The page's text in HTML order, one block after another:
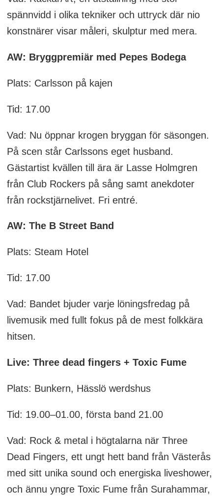
spännvidd i olika tekniker och uttryck där nio
konstnärer visar måleri, skulptur med mera.
AW: Bryggpremiär med Pepes Bodega
Plats: Carlsson på kajen
Tid: 17.00
Vad: Nu öppnar krogen bryggan för säsongen.
På scen står Carlssons eget husband.
Gästartist kvällen till ära är Lasse Holmgren
från Club Rockers på sång samt anekdoter
från rockstjärnelivet. Fri entré.
AW: The B Street Band
Plats: Steam Hotel
Tid: 17.00
Vad: Bandet bjuder varje löningsfredag på
livemusik med fullt fokus på de mest folkkära
hitsen.
Live: Three dead fingers + Toxic Fume
Plats: Bunkern, Hässlö werdshus
Tid: 19.00–01.00, första band 21.00
Vad: Rock & metal i högtalarna när Three
Dead Fingers, ett ungt hett band från Västerås
med sitt unika sound och energiska liveshower,
och ännu yngre Toxic Fume från Surahammar,